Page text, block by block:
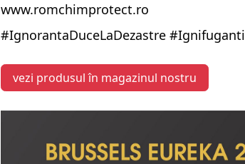
www.romchimprotect.ro
#IgnorantaDuceLaDezastre #Ignifuganti
vezi produsul în magazinul nostru